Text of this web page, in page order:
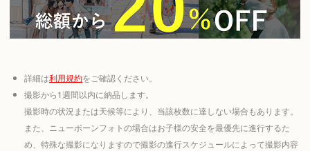
詳細は利用規約をご確認ください。
撮影から1週間以内に納品します。
撮影時の状況または天候等により、当該枚数に達しない場合もあります。
また、ニューボーンフォトの場合はお子様の安全を最優先に進行するた
め、特殊な撮影になりますので撮影の進行スケジュールによって撮影内容